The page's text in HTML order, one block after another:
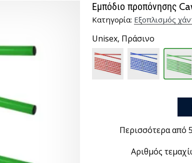
Εμπόδιο προπόνησης
Κατηγορία: Εξοπλισμός
Unisex, Πράσινο
Περισσότερα από
Αριθμός